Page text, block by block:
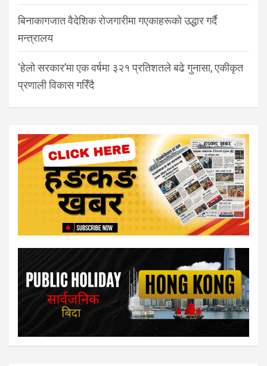
बिनाकागजात वैदेशिक रोजगारीमा गएकाहरूको उद्धार गर्दै
मन्त्रालय
‘हेलो सरकार’मा एक वर्षमा ३२१ प्रतिशतले बढे गुनासा, एकीकृत
प्रणाली विकास गरिँदै